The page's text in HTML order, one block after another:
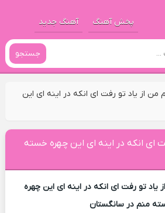
پخش آهنگ آهنگ جدید
جستجو
من از یاد تو رفت ای انکه در اینه ای این
ای انکه در اینه ای این چهره خسته
یاد تو رفت ای انکه در اینه ای این چهره
منم در سانگستان